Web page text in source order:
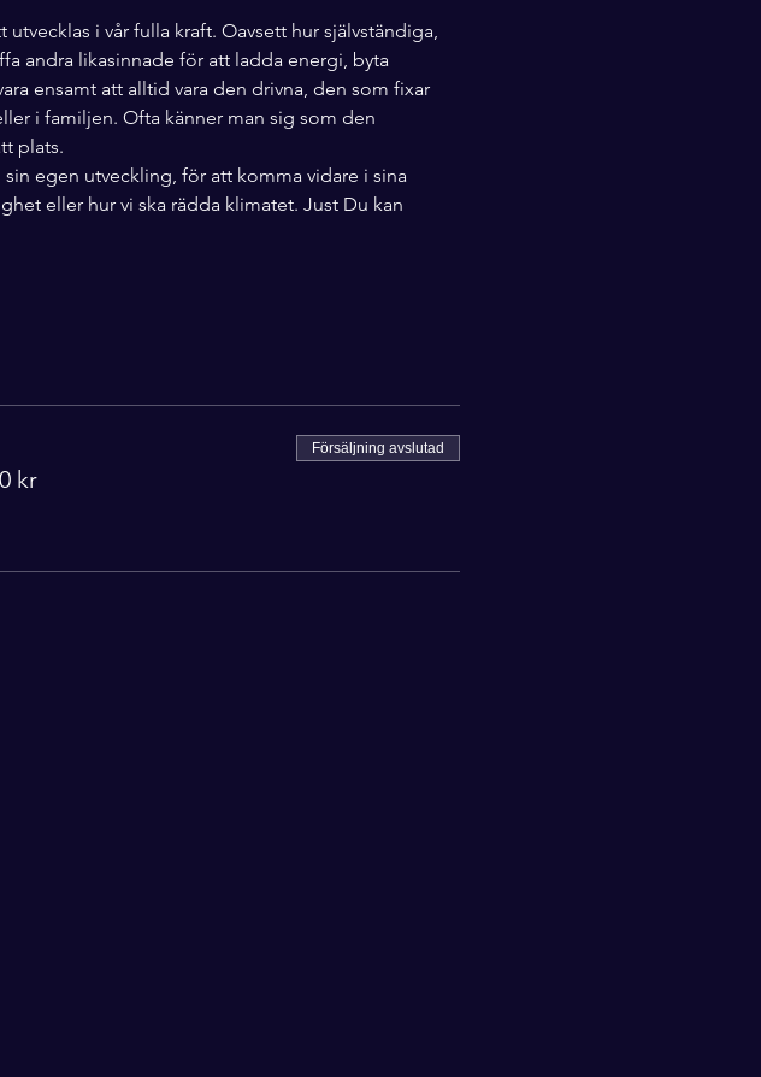
i vår fulla kraft. Oavsett hur självständiga,
andra likasinnade för att ladda energi, byta
ensamt att alltid vara den drivna, den som fixar
i familjen. Ofta känner man sig som den
plats.
egen utveckling, för att komma vidare i sina
eller hur vi ska rädda klimatet. Just Du kan
kr
Försäljning avslutad